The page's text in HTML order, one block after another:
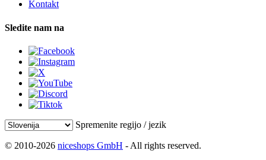
Kontakt
Sledite nam na
Spremenite regijo / jezik
© 2010-2026 niceshops GmbH - All rights reserved.